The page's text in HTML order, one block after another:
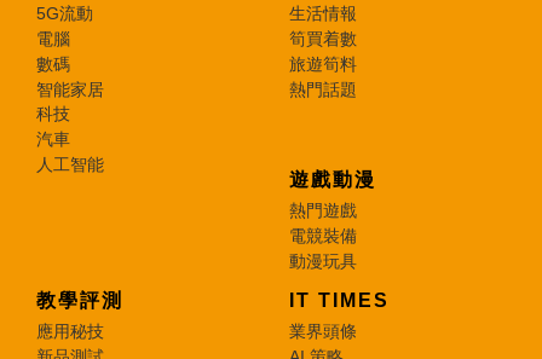
5G流動
電腦
數碼
智能家居
科技
汽車
人工智能
生活情報
筍買着數
旅遊筍料
熱門話題
遊戲動漫
熱門遊戲
電競裝備
動漫玩具
教學評測
應用秘技
IT TIMES
業界頭條